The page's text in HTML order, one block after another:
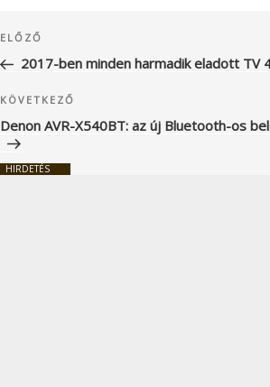
navigáció
Korábbi
bejegyzés
ELŐZŐ
2017-ben minden harmadik eladott TV
Következő
bejegyzés
KÖVETKEZŐ
Denon AVR-X540BT: az új Bluetooth-os
HIRDETÉS